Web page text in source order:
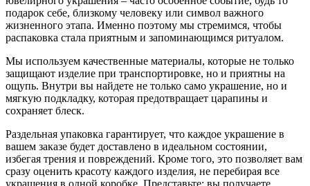
подарок себе, близкому человеку или символ важного
жизненного этапа. Именно поэтому мы стремимся, чтобы
распаковка стала приятным и запоминающимся ритуалом.
Мы используем качественные материалы, которые не только
защищают изделие при транспортировке, но и приятны на
ощупь. Внутри вы найдете не только само украшение, но и
мягкую подкладку, которая предотвращает царапины и
сохраняет блеск.
Раздельная упаковка гарантирует, что каждое украшение в
вашем заказе будет доставлено в идеальном состоянии,
избегая трения и повреждений. Кроме того, это позволяет вам
сразу оценить красоту каждого изделия, не перебирая все
украшения в одной коробке. Представьте: вы получаете